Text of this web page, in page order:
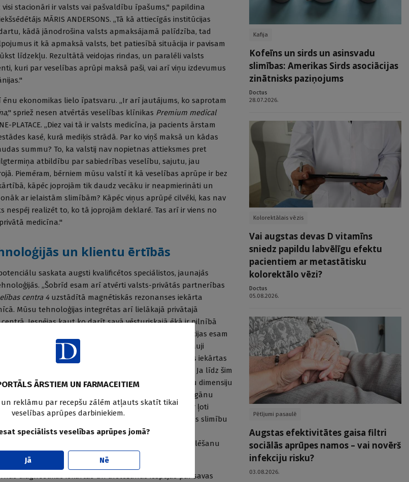
stacionāri ir valsts vai pašvaldību īpašums," papildina
MĀRIS ANDERSONS. „Tā kā attiecīgās institūcijas
kādā jānodrošina valsts apmaksājamā palīdzība, tad
it kā apmaksā valsts, bet patiesībā situācija ir pavisam
līdzekļu. Rezultātā veidojas rindas, un paralēli valsts
kuri par veselības aprūpi maksā paši, vai arī viņu izdevumus
ekonomikas lielo īpatsvaru. „Ir arī jautājums, ko saprotam
," spriež nesen atvērtās veselības klīnikas Premium medical
PLATACE. „Diez vai tā ir valsts medicīna, ja pacients ārstam
kasē, kurā mediķis strādā. Par ko viņš maksā un kādas
summu? To, ka valstij nav nopietnas attieksmes pret
atbildību par sabiedrības veselību, sajutu, jau
Piemēram, bērniem mūsu valstī it kā veselības aprūpe ir bez
kāpēc joprojām tik daudz vecāku ir neapmierināti un
ar ielaistām slimībām? Kāpēc viņus aprūpē cilvēki, kas nav
nespēj realizēt to, ko tā joprojām deklarē. Tas arī ir viens no
medicīna."
un klientu ērtībās
saskata augsti kvalificētos speciālistos, jaunajās
„Šobrīd esam arī atvērti valsts-privātās partnerības
centra 4 uzstādītā magnētiskās rezonanses iekārta
Mūsu tehnoloģijas integrētas arī lielākajā privātajā
Iespējas kaut ko darīt savā vēsturiskajā ēkā ir pilnībā
ārpus šīm telpām. Pēdējos gados vērienīgas investīcijas esam
gan mūsu spožums, gan posts. Tehnoloģijas ļoti strauji
ultrasonogrāfijas iekārtu parku - vairāk nekā 25 šādas iekārtas
iegādājušies gandrīz visu, kas pieejams šajā jomā. Ja līdz šim
izmeklējumi, tagad varam nodrošināt ne tikai četru dimensiju
vairogdziedzera un vēdera dobuma orgānu
jaunu diagnostikas metodi - sonoelastogrāfiju, kas ir ļoti
Esam pionieri digitālās radioloģijas jomā. Ādas slimību
dermaskopus un siaskopus, bet arī konfokālo
veikt pacienta citoloģisko vai histoloģisko izmeklēšanu
diagnostikas iekārtas un ārstēšanas iespējas par savas
Kafija
Kofeīns un sirds un asinsvadu
slimības: Amerikas Sirds asociācijas
zinātnisks paziņojums
Doctus
28.07.2026.
Kolorektālais vēzis
Vai augstas devas D vitamīns
sniedz papildu labvēlīgu efektu
pacientiem ar metastātisku
kolorektālo vēzi?
Doctus
05.08.2026.
Pētījumi pasaulē
Augstas efektivitātes gaisa filtri
sociālās aprūpes namos – vai novērš
infekciju risku?
03.08.2026.
ĀRSTIEM UN FARMACEITIEM
reklāmu par recepšu zālēm atļauts skatīt tikai
veselības aprūpes darbiniekiem.
speciālists veselības aprūpes jomā?
Jā Nē